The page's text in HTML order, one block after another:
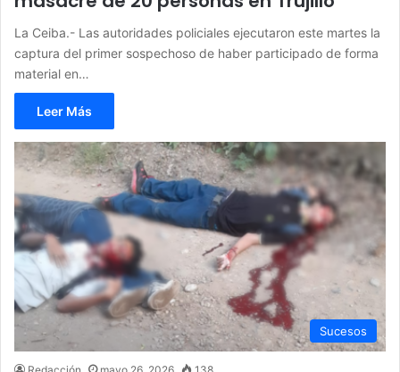
La Ceiba.- Las autoridades policiales ejecutaron este martes la
captura del primer sospechoso de haber participado de forma
material en…
Leer Más
Sucesos